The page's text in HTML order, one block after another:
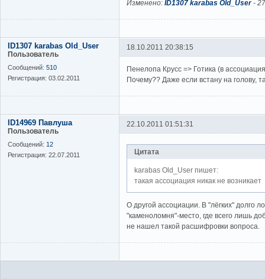
Изменено: ID1307 karabas Old_User-
ID1307 karabas Old_User
Пользователь
Сообщений: 510
Регистрация: 03.02.2011
18.10.2011 20:38:15
Пенелопа Крусс => Готика (в
Почему?? Даже если встану на голову,
ID14969 Павлуша
Пользователь
Сообщений: 12
Регистрация: 22.07.2011
22.10.2011 01:51:31
Цитата
karabas Old_User пишет:
такая ассоциация никак не возникает
О другой ассоциации. В "лёгких" долго
"каменоломня"-место, где всего лишь
не нашел такой расшифровки вопроса.